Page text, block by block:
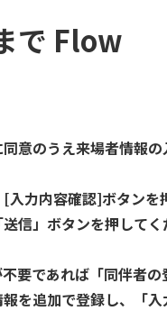
で Flow
意のうえ来場者情報の
力内容確認]ボタンを
信」ボタンを押してく
要であれば「同伴者の
を追加で登録し、「